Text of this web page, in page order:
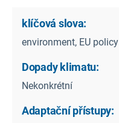
klíčová slova:
environment, EU policy
Dopady klimatu:
Nekonkrétní
Adaptační přístupy: